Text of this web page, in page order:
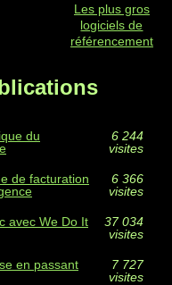
Les plus gros
logiciels de
référencement
du
6 244
visites
de facturation
6 366
visites
avec We Do It
37 034
visites
en passant
7 727
visites